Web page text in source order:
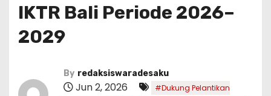
IKTR Bali Periode 2026–
2029
By redaksiswaradesaku
Jun 2, 2026
#Dukung Pelantikan